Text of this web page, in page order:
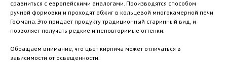
сравниться с европейскими аналогами. Производятся способом
ручной формовки и проходят обжиг в кольцевой многокамерной печи
Гофмана. Это придает продукту традиционный старинный вид, и
позволяет получать редкие и неповторимые оттенки.
Обращаем внимание, что цвет кирпича может отличаться в
зависимости от освещенности.